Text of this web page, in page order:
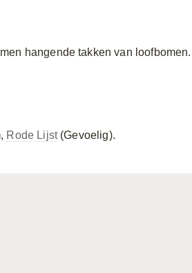
hangende takken van loofbomen.
Rode Lijst(Gevoelig).